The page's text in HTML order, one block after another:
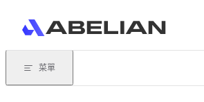
菜單